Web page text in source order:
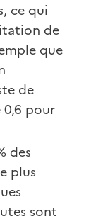
ce qui
de
que
de
pour
des
plus
sont